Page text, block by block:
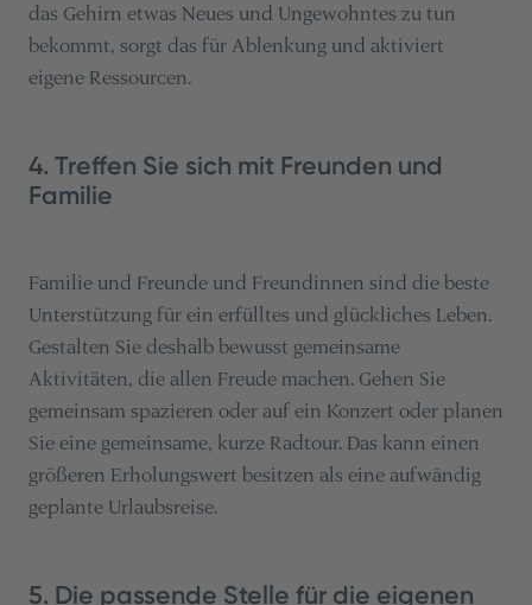
das Gehirn etwas Neues und Ungewohntes zu tun
bekommt, sorgt das für Ablenkung und aktiviert
eigene Ressourcen.
4. Treffen Sie sich mit Freunden und
Familie
Familie und Freunde und Freundinnen sind die beste
Unterstützung für ein erfülltes und glückliches Leben.
Gestalten Sie deshalb bewusst gemeinsame
Aktivitäten, die allen Freude machen. Gehen Sie
gemeinsam spazieren oder auf ein Konzert oder planen
Sie eine gemeinsame, kurze Radtour. Das kann einen
größeren Erholungswert besitzen als eine aufwändig
geplante Urlaubsreise.
5. Die passende Stelle für die eigenen